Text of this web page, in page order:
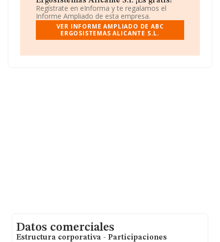
facturación de ventas entre todas las compañías
alcanza los 320 mil euros. Para aportar ulterior
información de interés en el ámbito sectorial, los
empleados de media son 2. La antigüedad desde la
constitución es de 21 años.
Regístrate en eInforma y te regalamos el
Informe Ampliado de esta empresa.
VER INFORME AMPLIADO DE ABC
ERGOSISTEMAS ALICANTE S.L.
Datos comerciales
Estructura corporativa - Participaciones